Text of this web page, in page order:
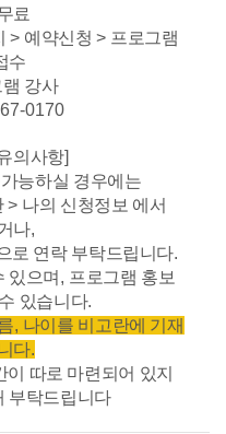
료
> 예약신청 > 프로그램
수
강사
0170
의사항]
능하실 경우에는
> 나의 신청정보 에서
나,
로 연락 부탁드립니다.
있으며 , 프로그램 홍보
있습니다.
, 나이를 비고란에 기재
다.
따로 마련되어 있지
부탁드립니다